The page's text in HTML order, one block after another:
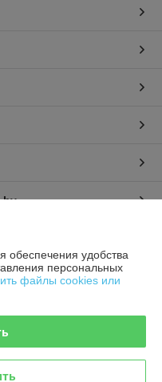
Ричардович
Ползунова д.26
исполнительный комитет
удобства
персональных
файлы cookies или